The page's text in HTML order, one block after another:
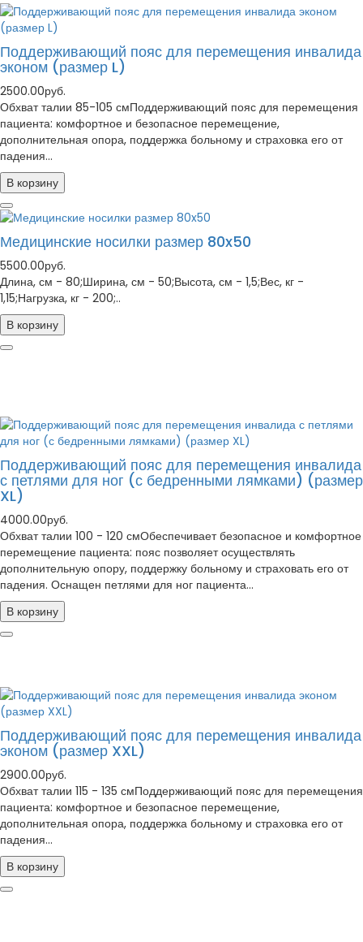
Поддерживающий пояс для перемещения инвалида
эконом (размер L)
2500.00руб.
Обхват талии 85-105 смПоддерживающий пояс для перемещения
пациента: комфортное и безопасное перемещение,
дополнительная опора, поддержка больному и страховка его от
падения...
В корзину
Медицинские носилки размер 80x50
5500.00руб.
Длина, см - 80;Ширина, см - 50;Высота, см - 1,5;Вес, кг -
1,15;Нагрузка, кг - 200; ..
В корзину
Поддерживающий пояс для перемещения инвалида
с петлями для ног (с бедренными лямками) (размер
XL)
4000.00руб.
Обхват талии 100 - 120 смОбеспечивает безопасное и комфортное
перемещение пациента: пояс позволяет осуществлять
дополнительную опору, поддержку больному и страховать его от
падения. Оснащен петлями для ног пациента...
В корзину
Поддерживающий пояс для перемещения инвалида
эконом (размер XXL)
2900.00руб.
Обхват талии 115 - 135 смПоддерживающий пояс для перемещения
пациента: комфортное и безопасное перемещение,
дополнительная опора, поддержка больному и страховка его от
падения...
В корзину